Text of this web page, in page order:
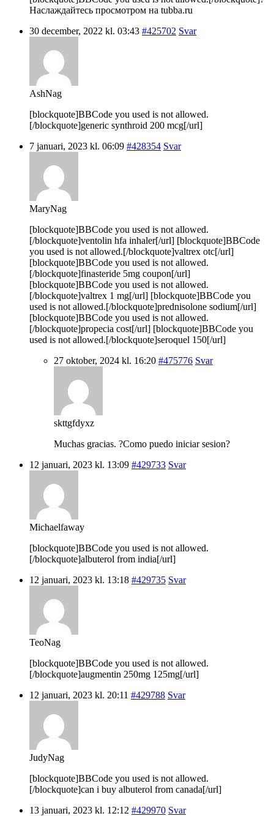
Наслаждайтесь просмотром на tubba.ru
30 december, 2022 kl. 03:43 #425702 Svar
AshNag
[blockquote]BBCode you used is not allowed.
[/blockquote]generic synthroid 200 mcg[/url]
7 januari, 2023 kl. 06:09 #428354 Svar
MaryNag
[blockquote]BBCode you used is not allowed.
[/blockquote]ventolin hfa inhaler[/url] [blockquote]BBCode
you used is not allowed.[/blockquote]valtrex otc[/url]
[blockquote]BBCode you used is not allowed.
[/blockquote]finasteride 5mg coupon[/url]
[blockquote]BBCode you used is not allowed.
[/blockquote]valtrex 1 mg[/url] [blockquote]BBCode you
used is not allowed.[/blockquote]prednisolone sodium[/url]
[blockquote]BBCode you used is not allowed.
[/blockquote]propecia cost[/url] [blockquote]BBCode you
used is not allowed.[/blockquote]seroquel 150[/url]
27 oktober, 2024 kl. 16:20 #475776 Svar
skttgfdyxz
Muchas gracias. ?Como puedo iniciar sesion?
12 januari, 2023 kl. 13:09 #429733 Svar
Michaelfaway
[blockquote]BBCode you used is not allowed.
[/blockquote]albuterol from india[/url]
12 januari, 2023 kl. 13:18 #429735 Svar
TeoNag
[blockquote]BBCode you used is not allowed.
[/blockquote]augmentin 250mg 125mg[/url]
12 januari, 2023 kl. 20:11 #429788 Svar
JudyNag
[blockquote]BBCode you used is not allowed.
[/blockquote]can i buy albuterol from canada[/url]
13 januari, 2023 kl. 12:12 #429970 Svar